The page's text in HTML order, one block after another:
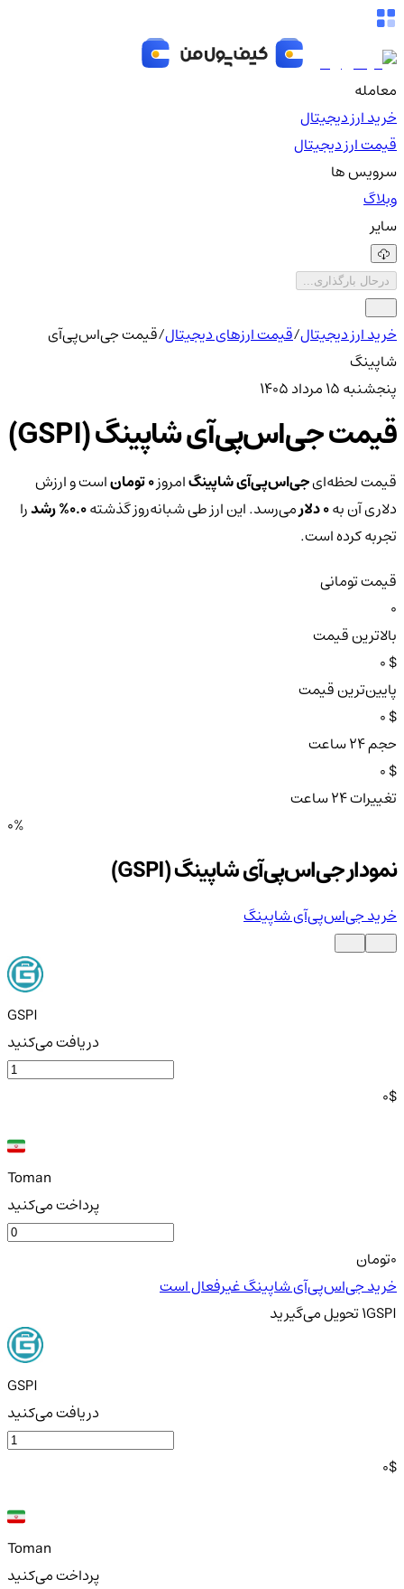
معامله
خرید ارز دیجیتال
قیمت ارز دیجیتال
سرویس ها
وبلاگ
سایر
درحال بارگذاری...
خرید ارز دیجیتال/قیمت ارزهای دیجیتال/قیمت جی‌اس‌پی‌آی
شاپینگ
پنجشنبه ۱۵ مرداد ۱۴۰۵
قیمت جی‌اس‌پی‌آی شاپینگ (GSPI)
قیمت لحظه‌ایجی‌اس‌پی‌آی شاپینگامروز0 تومان
است و ارزش
دلاری آن به0 دلار می‌رسد. این ارز طی شبانه‌روز گذشته0.0% رشدرا
تجربه کرده است.
قیمت تومانی
بالاترین قیمت
$ 0
پایین‌ترین قیمت
$ 0
حجم ۲۴ ساعت
$ 0
تغییرات ۲۴ ساعت
0%
نمودار جی‌اس‌پی‌آی شاپینگ (GSPI)
خرید جی‌اس‌پی‌آی شاپینگ
GSPI
دریافت می‌کنید
0$
Toman
پرداخت می‌کنید
تومان
خرید جی‌اس‌پی‌آی شاپینگ غیرفعال است
1GSPIتحویلمی‌گیرید
GSPI
دریافت می‌کنید
0$
Toman
پرداخت می‌کنید